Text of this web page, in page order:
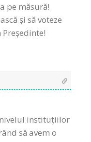
pe măsură!
și să voteze
instituțiilor
să avem o